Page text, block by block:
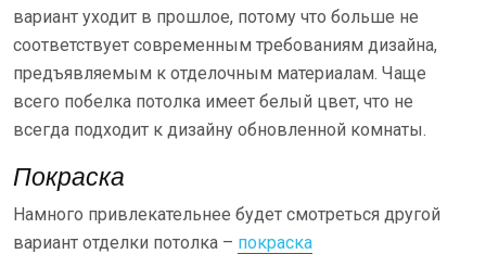
вариант уходит в прошлое, потому что больше не
соответствует современным требованиям дизайна,
предъявляемым к отделочным материалам. Чаще
всего побелка потолка имеет белый цвет, что не
всегда подходит к дизайну обновленной комнаты.
Покраска
Намного привлекательнее будет смотреться другой
вариант отделки потолка – покраска